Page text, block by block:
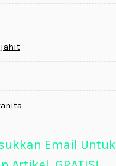
jahit
Email Untuk